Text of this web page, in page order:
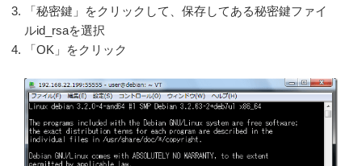
「秘密鍵」をクリックして、保存してある秘密鍵ファイ
ルid_rsaを選択
「OK」をクリック